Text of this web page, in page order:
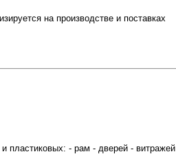
на производстве и поставках
пластиковых: - рам - дверей - витражей